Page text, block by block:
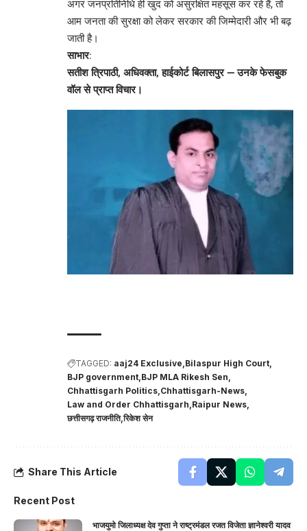
अगर जनप्रतिनिधि ही खुद को असुरक्षित महसूस कर रहे हैं, तो
आम जनता की सुरक्षा को लेकर सरकार की जिम्मेदारी और भी बढ़
जाती है।
साभार:
सतीश त्रिपाठी, अधिवक्ता, हाईकोर्ट बिलासपुर — उनके फेसबुक
वॉल से प्राप्त विचार।
TAGGED: aaj24 Exclusive Bilaspur High Court
BJP government BJP MLA Rikesh Sen
Chhattisgarh Politics Chhattisgarh-News
Law and Order Chhattisgarh Raipur News
छत्तीसगढ़ राजनीति रिकेश सेन
Share This Article
Recent Post
भाजयुमो जिलाध्यक्ष देव गुप्ता ने राष्ट्रमंडल रजत विजेता ज्ञानेश्वरी यादव